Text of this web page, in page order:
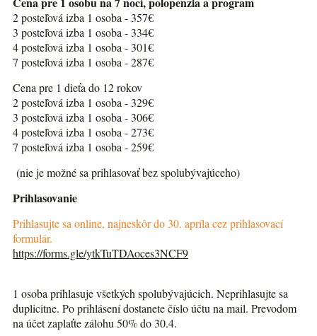
2 posteľová izba 1 osoba - 357€
3 posteľová izba 1 osoba - 334€
4 posteľová izba 1 osoba - 301€
7 posteľová izba 1 osoba - 287€
Cena pre 1 dieťa do 12 rokov
2 posteľová izba 1 osoba - 329€
3 posteľová izba 1 osoba - 306€
4 posteľová izba 1 osoba - 273€
7 posteľová izba 1 osoba - 259€
(nie je možné sa prihlasovať bez spolubývajúceho)
Prihlasovanie
Prihlasujte sa online, najneskôr do 30. apríla cez prihlasovací
formulár.
https://forms.gle/ytkTuTDAoces3NCF9
1 osoba prihlasuje všetkých spolubývajúcich. Neprihlasujte sa
duplicitne. Po prihlásení dostanete číslo účtu na mail. Prevodom
na účet zaplaťte zálohu 50% do 30.4.